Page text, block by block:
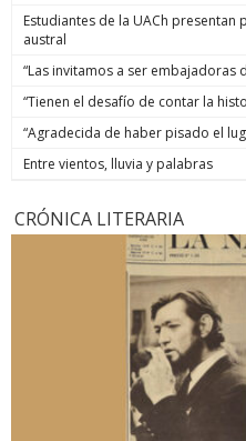
Estudiantes de la UACh
austral
“Las invitamos a ser embajadoras
“Tienen el desafío de contar la
“Agradecida de haber pisado el
Entre vientos, lluvia y palabras
CRÓNICA LITERARIA